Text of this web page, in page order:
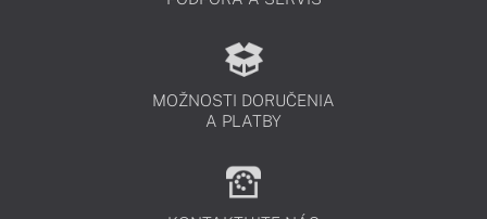
MOŽNOSTI DORUČENIA
A PLATBY